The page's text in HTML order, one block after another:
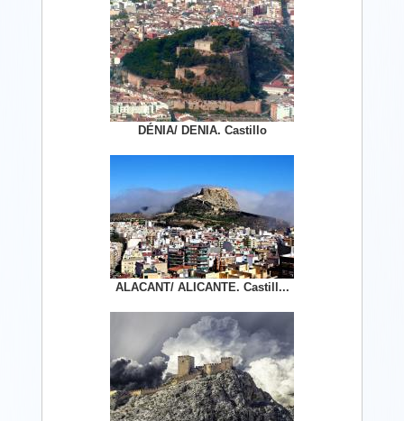
DÉNIA/ DENIA. Castillo
ALACANT/ ALICANTE. Castill...